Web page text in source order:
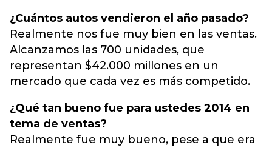
¿Cuántos autos vendieron el año pasado?
Realmente nos fue muy bien en las ventas.
Alcanzamos las 700 unidades, que
representan $42.000 millones en un
mercado que cada vez es más competido.
¿Qué tan bueno fue para ustedes 2014 en
tema de ventas?
Realmente fue muy bueno, pese a que era